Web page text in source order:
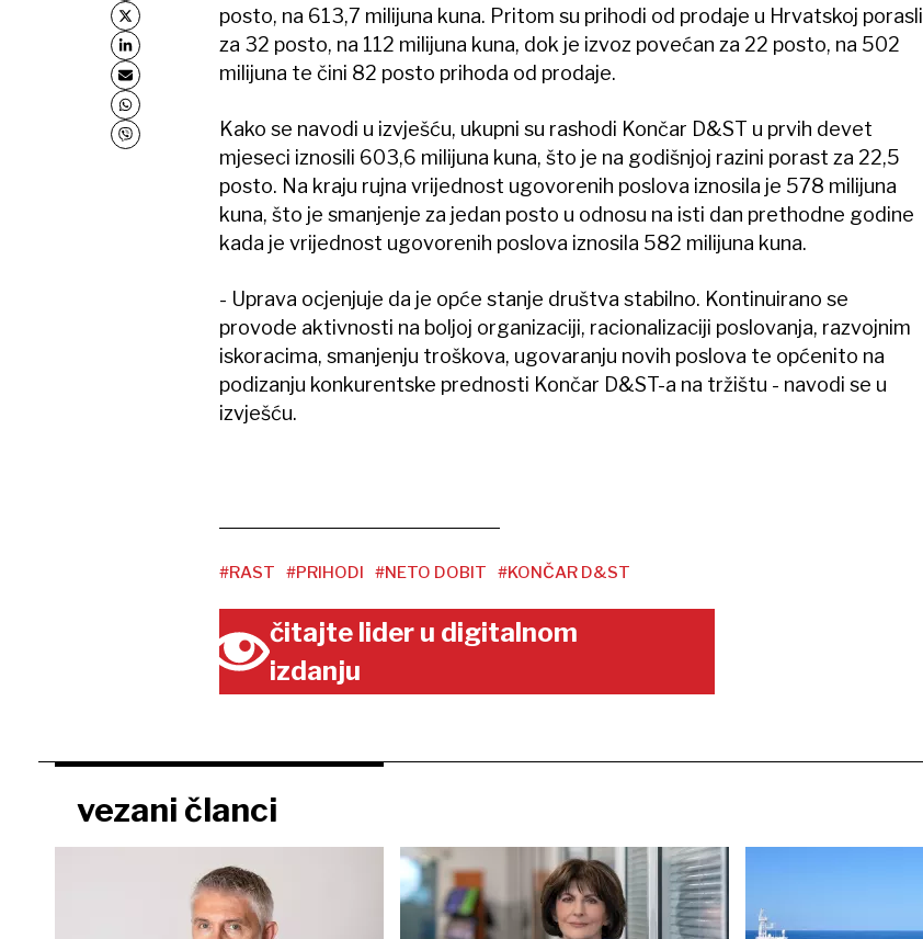
posto, na 613,7 milijuna kuna. Pritom su prihodi od prodaje u Hrvatskoj porasli
za 32 posto, na 112 milijuna kuna, dok je izvoz povećan za 22 posto, na 502
milijuna te čini 82 posto prihoda od prodaje.
Kako se navodi u izvješću, ukupni su rashodi Končar D&ST u prvih devet
mjeseci iznosili 603,6 milijuna kuna, što je na godišnjoj razini porast za 22,5
posto. Na kraju rujna vrijednost ugovorenih poslova iznosila je 578 milijuna
kuna, što je smanjenje za jedan posto u odnosu na isti dan prethodne godine
kada je vrijednost ugovorenih poslova iznosila 582 milijuna kuna.
- Uprava ocjenjuje da je opće stanje društva stabilno. Kontinuirano se
provode aktivnosti na boljoj organizaciji, racionalizaciji poslovanja, razvojnim
iskoracima, smanjenju troškova, ugovaranju novih poslova te općenito na
podizanju konkurentske prednosti Končar D&ST-a na tržištu - navodi se u
izvješću.
#RAST #PRIHODI #NETO DOBIT #KONČAR D&ST
čitajte lider u digitalnom
izdanju
vezani članci